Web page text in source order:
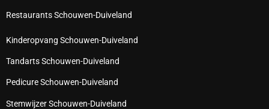
Restaurants Schouwen-Duiveland
Kinderopvang Schouwen-Duiveland
Tandarts Schouwen-Duiveland
Pedicure Schouwen-Duiveland
Stemwijzer Schouwen-Duiveland